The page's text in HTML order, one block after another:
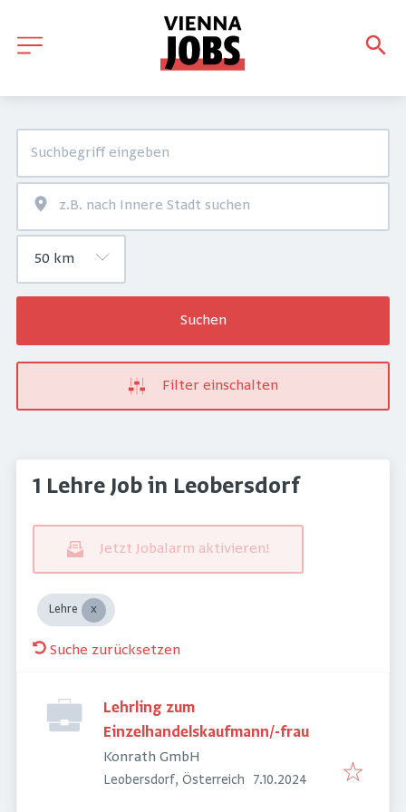
Suchen
Filter einschalten
1 Lehre Job in Leobersdorf
Jetzt Jobalarm aktivieren!
Lehre
Suche zurücksetzen
Lehrling zum
Einzelhandelskaufmann/-frau
Konrath GmbH
Leobersdorf, Österreich Veröffentlicht
7.10.2024